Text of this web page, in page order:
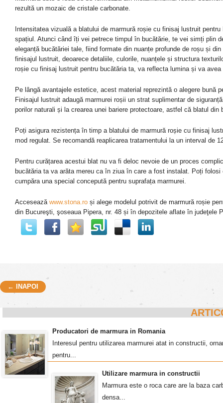
rezultă un mozaic de cristale carbonate.
Intensitatea vizuală a blatului de marmură roșie cu finisaj lustruit
spațiul. Atunci când îți vei petrece timpul în bucătărie, te vei simți plin
eleganță bucătăriei tale, fiind formate din nuanțe profunde de roșu și
finisajul lustruit, deoarece detaliile, culorile, nuanțele și structura
roșie cu finisaj lustruit pentru bucătăria ta, va reflecta lumina și va
Pe lângă avantajele estetice, acest material reprezintă o alegere bună
Finisajul lustruit adaugă marmurei roșii un strat suplimentar de
porilor naturali și la crearea unei bariere protectoare, astfel că blatul
Poți asigura rezistența în timp a blatului de marmură roșie cu finisaj
mod regulat. Se recomandă reaplicarea tratamentului la un interval de
Pentru curățarea acestui blat nu va fi deloc nevoie de un proces
bucătăria ta va arăta mereu ca în ziua în care a fost instalat. Poți
cumpăra una special concepută pentru suprafața marmurei.
Accesează www.stona.ro și alege modelul potrivit de marmură roșie
din Bucureşti, şoseaua Pipera, nr. 48 și în depozitele aflate în judeţele
Post navigation
← INAPOI
Producatori de marmura in Romania
Interesul pentru utilizarea marmurei atat in constructii,
pentru...
Utilizare marmura in constructii
Marmura este o roca care are la baza
densa...